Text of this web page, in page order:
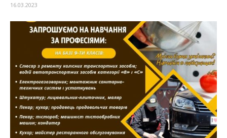
16.03.2023